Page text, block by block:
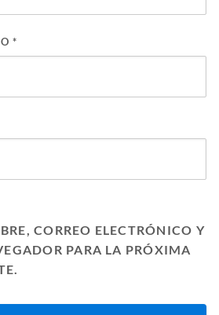
*
CORREO ELECTRÓNICO Y
PARA LA PRÓXIMA